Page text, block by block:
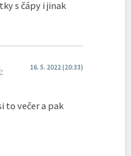
s čápy i jinak
16. 5. 2022 (20:33)
to večer a pak